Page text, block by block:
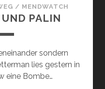
US S
HOW
/ MENDWATCH
PALIN
sondern
lies gestern in
eine Bombe…